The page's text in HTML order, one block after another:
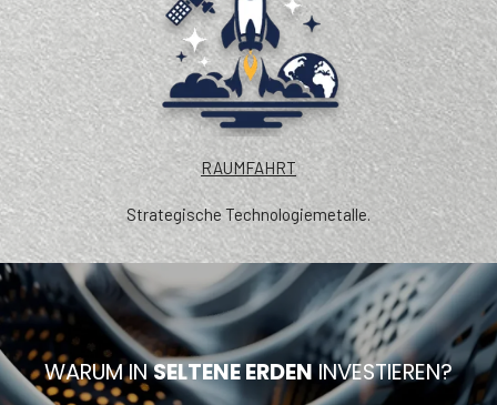
RAUMFAHRT
Strategische Technologiemetalle.
WARUM INSELTENE ERDENINVESTIEREN?